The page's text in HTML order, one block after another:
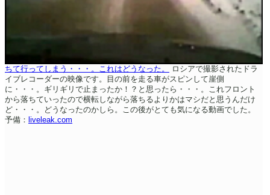
ちて行ってしまう・・・。これはどうなった。
ロシアで撮影されたドラ
イブレコーダーの映像です。目の前を走る車がスピンして崖側
に・・・。ギリギリで止まったか！？と思ったら・・・。これフロント
から落ちていったので横転しながら落ちるよりかはマシだと思うんだけ
ど・・・。どうなったのかしら。この後がとても気になる動画でした。
予備： liveleak.com